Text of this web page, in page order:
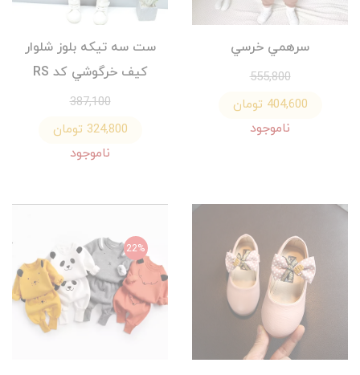
سرهمي خرسي
555,800
404,600 تومان
ناموجود
ست سه تيكه بلوز شلوار
كيف خرگوشي كد RS
387,100
324,800 تومان
ناموجود
22%